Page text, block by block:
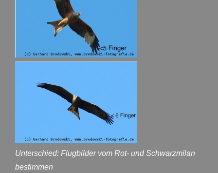
Unterschied: Flugbilder vom Rot- und Schwarzmilan
bestimmen